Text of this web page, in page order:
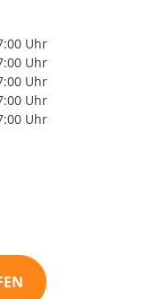
Uhr
Uhr
Uhr
Uhr
Uhr